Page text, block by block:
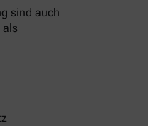
sind auch
als